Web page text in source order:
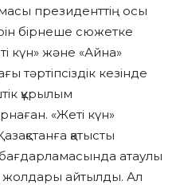
президенттің осы
бірнеше сюжетке
күн» және «Айна»
тәртіпсіздік кезінде
құрылым
«Жеті күн»
қатысты
бағдарламасында атаулы
жолдары айтылды. Ал